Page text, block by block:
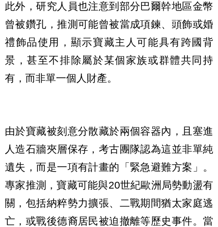
此外，研究人員也注意到部分巴爾幹地區金幣
曾被鑽孔，推測可能曾被當成項鍊、頭飾或婚
禮飾品使用，顯示寶藏主人可能具有跨國背
景，甚至不排除屬於某個家族或群體共同持
有，而非單一個人財產。
由於寶藏被刻意分散藏於兩個容器內，且塞進
人造石牆夾層保存，考古團隊認為這並非單純
遺失，而是一項有計畫的「緊急避難方案」。
專家推測，寶藏可能與20世紀歐洲局勢動盪有
關，包括納粹勢力擴張、二戰期間猶太家庭逃
亡，或戰後德裔居民被迫撤離等歷史事件。當